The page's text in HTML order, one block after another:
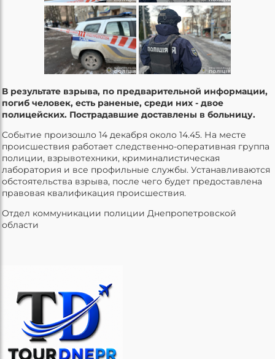
В результате взрыва, по предварительной информации,
погиб человек, есть раненые, среди них - двое
полицейских. Пострадавшие доставлены в больницу.
Событие произошло 14 декабря около 14.45. На месте
происшествия работает следственно-оперативная группа
полиции, взрывотехники, криминалистическая
лаборатория и все профильные службы. Устанавливаются
обстоятельства взрыва, после чего будет предоставлена
правовая квалификация происшествия.
Отдел коммуникации полиции Днепропетровской
области